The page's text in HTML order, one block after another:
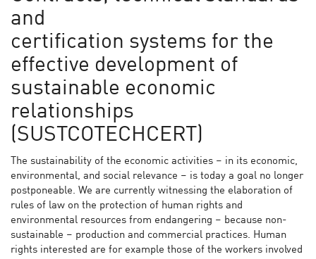
and
certification systems for the
effective development of
sustainable economic
relationships
(SUSTCOTECHCERT)
The sustainability of the economic activities – in its economic,
environmental, and social relevance – is today a goal no longer
postponeable. We are currently witnessing the elaboration of
rules of law on the protection of human rights and
environmental resources from endangering – because non-
sustainable – production and commercial practices. Human
rights interested are for example those of the workers involved